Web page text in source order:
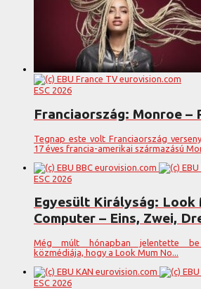
ESC 2026
Franciaország: Monroe –
Tegnap este volt Franciaország
17 éves francia-amerikai származású
ESC 2026
Egyesült Királyság: Look
Computer – Eins, Zwei,
Még múlt hónapban jelentette
közmédiája, hogy a Look Mum No...
ESC 2026